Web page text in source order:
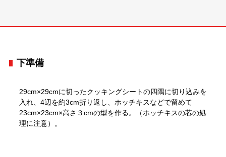
下準備
29cm×29cmに切ったクッキングシートの四隅に切り込みを
入れ、4辺を約3cm折り返し、ホッチキスなどで留めて
23cm×23cm×高さ３cmの型を作る。（ホッチキスの芯の処
理に注意）。